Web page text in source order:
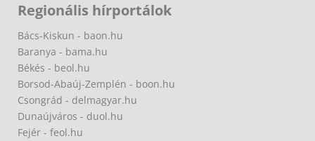
Regionális hírportálok
Bács-Kiskun - baon.hu
Baranya - bama.hu
Békés - beol.hu
Borsod-Abaúj-Zemplén - boon.hu
Csongrád - delmagyar.hu
Dunaújváros - duol.hu
Fejér - feol.hu